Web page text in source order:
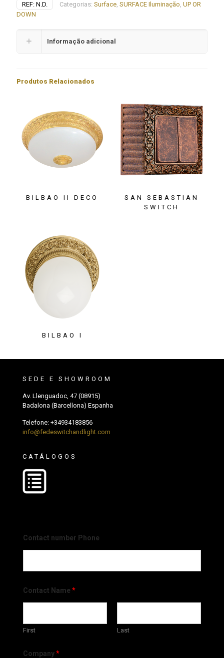
REF: N.D. Categorias: Surface, SURFACE Iluminação, UP OR
DOWN
Informação adicional
Produtos Relacionados
BILBAO II DECO
SAN SEBASTIAN
SWITCH
BILBAO I
SEDE E SHOWROOM
Av. Llenguadoc, 47 (08915)
Badalona (Barcellona) Espanha
Telefone: +34934183856
info@fedeswitchandlight.com
CATÁLOGOS
Contact number Phone
Contact Name *
First Last
Company*